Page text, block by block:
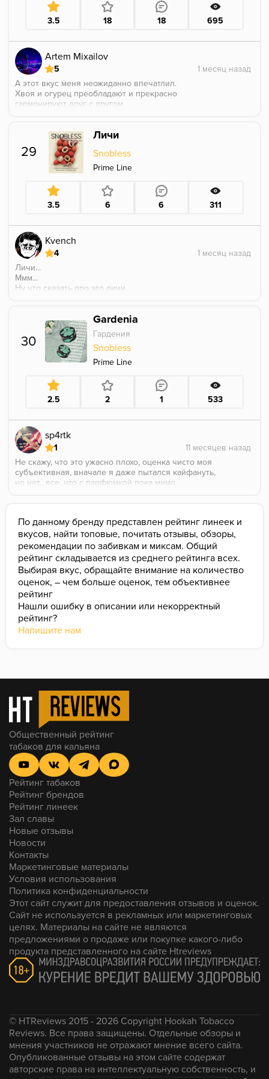
3.5 18 18 695
Artem Mixailov
5
А этот вкус меня неожиданно впечатлил.
Хвоя и огурец преобладают и прекрасно
гармонируют друг с другом.
Сладкий, свежий, терпковатый зелёный микс и надо
признать нетривиальный.
А ещё у меня возникло ощущение как-будто
добавили маслянистых иголочек сосны в аромку)
Курится необычно и при этом очень приятно.
29
Личи
Snobless
Prime Line
3.5 6 6 311
Kvench
4
Личи...
Ммм...
Ну что сказать про это личи...
Вкус приторный, это не натуральный личи, тут нет
водянистости.
Вкус выраженно кислый в соло, парфюмки не
обнаружил.
Пресловутой розы тут нет, за это отдельная
Как бы норм, но не поставлю за полку, ибо есть личи
30
Gardenia
Гардения
Snobless
Prime Line
2.5 2 1 533
sp4rtk
1
Не скажу, что это ужасно плохо, оценка чисто моя
субъективная, вначале я даже пытался кайфануть,
но нет.. все, что с парфюмкой пока мимо
По данному бренду представлен рейтинг линеек и
вкусов, найти топовые, почитать отзывы, обзоры,
рекомендации по забивкам и миксам. Общий
рейтинг складывается из среднего рейтинга всех.
Выбирая вкус, обращайте внимание на количество
оценок, – чем больше оценок, тем объективнее
рейтинг
Нашли ошибку в описании или некорректный
рейтинг?
Напишите нам
Общественный рейтинг
табаков для кальяна
Рейтинг табаков
Рейтинг брендов
Рейтинг линеек
Зал славы
Новые отзывы
Новости
Контакты
Маркетинговые материалы
Условия использования
Политика конфиденциальности
Этот сайт служит для предоставления отзывов и оценок.
Сайт не используется в рекламных или маркетинговых
целях. Материалы на сайте не являются
предложениями о продаже или покупке какого-либо
продукта представленного на сайте Htreviews
© HTReviews 2015 - 2026 Copyright Hookah Tobacco
Reviews. Все права защищены. Отдельные обзоры и
мнения участников не отражают мнение всего сайта.
Опубликованные отзывы на этом сайте содержат
авторские права на интеллектуальную собственность, и